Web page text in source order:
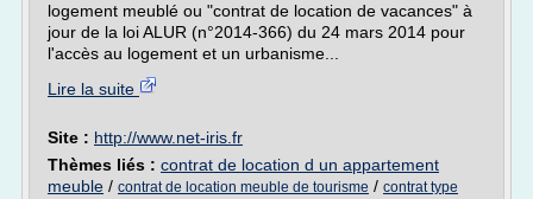
logement meublé ou "contrat de location de vacances" à
jour de la loi ALUR (n°2014-366) du 24 mars 2014 pour
l'accès au logement et un urbanisme...
Lire la suite
Site : http://www.net-iris.fr
Thèmes liés : contrat de location d un appartement
meuble / contrat de location meuble de tourisme / contrat type